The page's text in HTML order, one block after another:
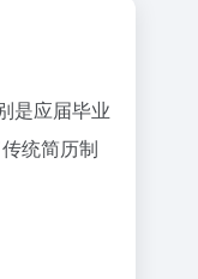
是应届毕业
统简历制